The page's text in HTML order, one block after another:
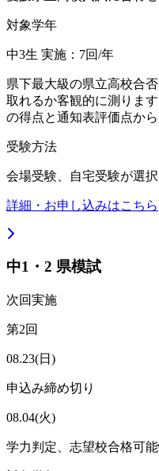
対象学年
中3生 実施：7回/年
県下最大級の県立高校合
取れるか客観的に測りま
の得点と通知表評価点から
受験方法
会場受験、自宅受験が選
詳細・お申し込みはこちら
中1・2 県模試
次回実施
第2回
08.23(日)
申込み締め切り
08.04(火)
学力判定、志望校合格可